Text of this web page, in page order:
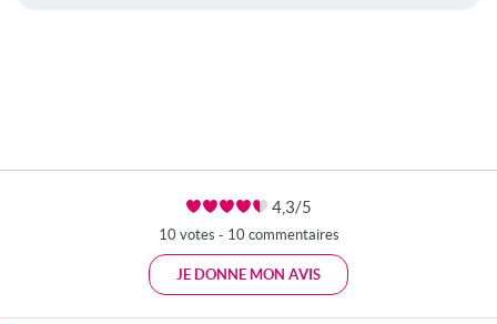
4,3/5
10 votes - 10 commentaires
JE DONNE MON AVIS